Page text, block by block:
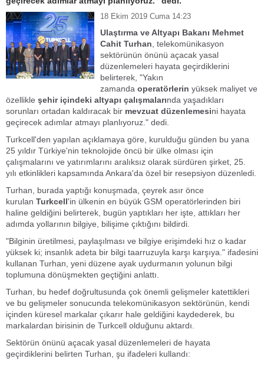
18 Ekim 2019 Cuma 14:23
Ulaştırma ve Altyapı Bakanı Mehmet
Cahit Turhan , telekomünikasyon
sektörünün önünü açacak yasal
düzenlemeleri hayata geçirdiklerini
belirterek, "Yakın
zamanda operatörlerin yüksek maliyet ve
özellikle şehir içindeki altyapı çalışmalarında yaşadıkları
sorunları ortadan kaldıracak bir mevzuat düzenlemesini hayata
geçirecek adımlar atmayı planlıyoruz." dedi.
Turkcell'den yapılan açıklamaya göre, kurulduğu günden bu yana
25 yıldır Türkiye'nin teknolojide öncü bir ülke olması için
çalışmalarını ve yatırımlarını aralıksız olarak sürdüren şirket, 25.
yılı etkinlikleri kapsamında Ankara'da özel bir resepsiyon düzenledi.
Turhan, burada yaptığı konuşmada, çeyrek asır önce
kurulan Turkcell'in ülkenin en büyük GSM operatörlerinden biri
haline geldiğini belirterek, bugün yaptıkları her işte, attıkları her
adımda yollarının bilgiye, bilişime çıktığını bildirdi.
"Bilginin üretilmesi, paylaşılması ve bilgiye erişimdeki hız o kadar
yüksek ki; insanlık adeta bir bilgi taarruzuyla karşı karşıya." ifadesini
kullanan Turhan, yeni düzene ayak uydurmanın yolunun bilgi
toplumuna dönüşmekten geçtiğini anlattı.
Turhan, bu hedef doğrultusunda çok önemli gelişmeler katettikleri
ve bu gelişmeler sonucunda telekomünikasyon sektörünün, kendi
içinden küresel markalar çıkarır hale geldiğini kaydederek, bu
markalardan birisinin de Turkcell olduğunu aktardı.
Sektörün önünü açacak yasal düzenlemeleri de hayata
geçirdiklerini belirten Turhan, şu ifadeleri kullandı: